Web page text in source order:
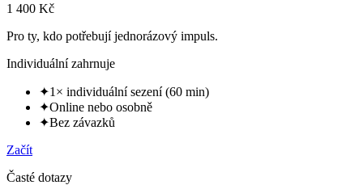
1 400 Kč
Pro ty, kdo potřebují jednorázový impuls.
Individuální zahrnuje
✦1× individuální sezení (60 min)
✦Online nebo osobně
✦Bez závazků
Začít
Časté dotazy